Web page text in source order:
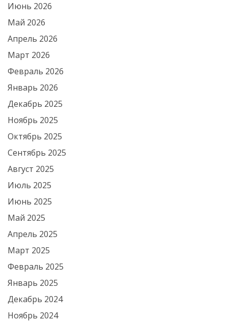
Июнь 2026
Май 2026
Апрель 2026
Март 2026
Февраль 2026
Январь 2026
Декабрь 2025
Ноябрь 2025
Октябрь 2025
Сентябрь 2025
Август 2025
Июль 2025
Июнь 2025
Май 2025
Апрель 2025
Март 2025
Февраль 2025
Январь 2025
Декабрь 2024
Ноябрь 2024